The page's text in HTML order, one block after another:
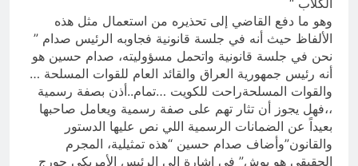
الكلاب “
وهو ما دفع القاضي إلى تحذيره من استعمال مثل هذه
الألفاظ حيث أنه في جلسة قانونية فجاوبه الرئيس صدام ”
نحن في جلسة قانونية واتحمل مسؤوليته، صدام حسين هو
أنه رئيس جمهورية العراق والقائد العام للقوات المسلحة …
والقوات المسلحةراحت للكويت …تمام..أذن بصفة رسمية
،،فهل يجوز أن تثار تهم على صفة رسمية ويعامل صاحبها
بعيداً عن الضمانات الرسمية اللي نص عليها الدستور
والقانون”وأضاف صدام حسين “هذه تمثيلية، المجرم
الحقيقي هو بوش” في إشارة إلى الرئيس الأمريكي جورج